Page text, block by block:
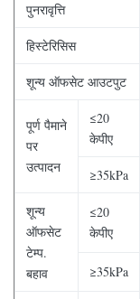
पुनरावृत्ति
हिस्टेरिसिस
शून्य ऑफसेट आउटपुट
पूर्ण पैमाने
पर
उत्पादन
≤20
केपीए
≥35kPa
शून्य
ऑफसेट
टेम्प.
बहाव
≤20
केपीए
≥35kPa